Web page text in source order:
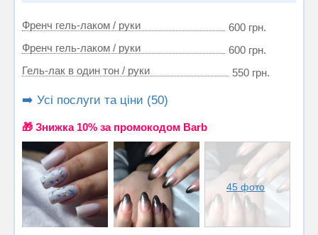
Френч гель-лаком / руки
600 грн.
Френч гель-лаком / руки
600 грн.
Гель-лак в один тон / руки
550 грн.
➡️ Усі послуги та ціни (50)
🎁 Знижка 10% за промокодом Barb
45 фото